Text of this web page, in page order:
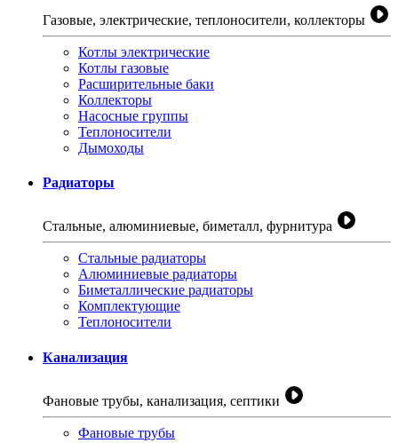
Газовые, электрические, теплоносители, коллекторы
Котлы электрические
Котлы газовые
Расширительные баки
Коллекторы
Насосные группы
Теплоносители
Дымоходы
Радиаторы
Стальные, алюминиевые, биметалл, фурнитура
Стальные радиаторы
Алюминиевые радиаторы
Биметаллические радиаторы
Комплектующие
Теплоносители
Канализация
Фановые трубы, канализация, септики
Фановые трубы